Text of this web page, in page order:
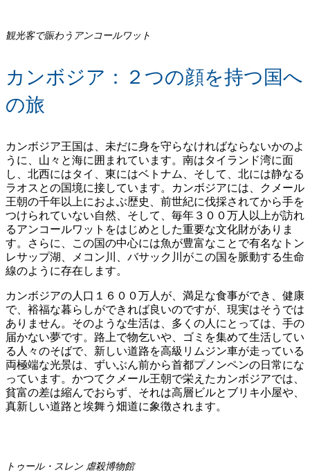
観光客で賑わうアンコールワット
カンボジア：２つの顔を持つ国へ
の旅
カンボジア王国は、未だに身を守らなければならないかのよ
うに、山々と海に囲まれています。南はタイランド湾に面
し、北西にはタイ、東にはベトナム、そして、北には静なる
ラオスとの国境に接しています。カンボジアには、クメール
王朝の千年以上におよぶ歴史、前世紀に伐採されてから手を
つけられていない自然、そして、毎年３００万人以上が訪れ
るアンコールワットをはじめとした重要な文化財がありま
す。さらに、この国の中心には魚が豊富なことで有名なトン
レサップ湖、メコン川、バサック川がこの国を脈動する生命
線のように存在します。
カンボジアの人口１６００万人が、満足な食事ができ、健康
で、裕福な暮らしができれば良いのですが、現実はそうでは
ありません。そのような生活は、多くの人にとっては、手の
届かない夢です。路上で物乞いや、ゴミを集めて生活してい
る人々のそばで、新しい道路を高級リムジン車が走っている
両極端な光景は、ずいぶん前から首都プノンペンの日常にな
っています。かつてクメール王朝で栄えたカンボジアでは、
貧富の差は縮んでおらず、それは高層ビルとブリキ小屋や、
真新しい道路と埃舞う畑道に象徴されます。
トゥール・スレン 虐殺博物館